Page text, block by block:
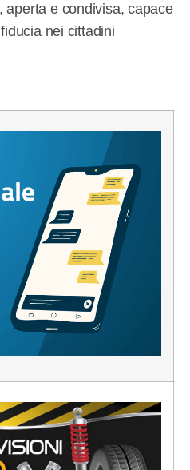
aperta e condivisa, capace
nei cittadini